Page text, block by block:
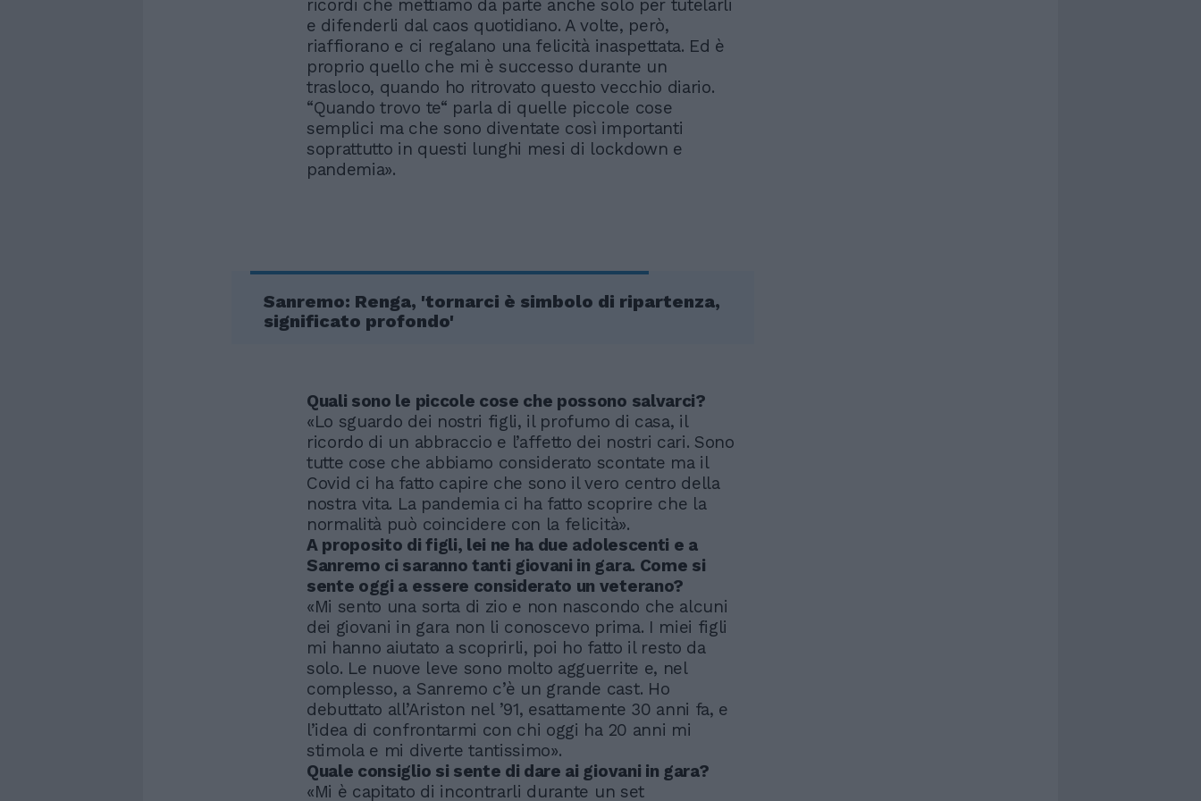
ricordi che mettiamo da parte anche solo per tutelarli
e difenderli dal caos quotidiano. A volte, però,
riaffiorano e ci regalano una felicità inaspettata. Ed è
proprio quello che mi è successo durante un
trasloco, quando ho ritrovato questo vecchio diario.
“Quando trovo te“ parla di quelle piccole cose
semplici ma che sono diventate così importanti
soprattutto in questi lunghi mesi di lockdown e
pandemia».
Sanremo: Renga, 'tornarci è simbolo di ripartenza,
significato profondo'
Quali sono le piccole cose che possono salvarci?
«Lo sguardo dei nostri figli, il profumo di casa, il
ricordo di un abbraccio e l’affetto dei nostri cari. Sono
tutte cose che abbiamo considerato scontate ma il
Covid ci ha fatto capire che sono il vero centro della
nostra vita. La pandemia ci ha fatto scoprire che la
normalità può coincidere con la felicità».
A proposito di figli, lei ne ha due adolescenti e a
Sanremo ci saranno tanti giovani in gara. Come si
sente oggi a essere considerato un veterano?
«Mi sento una sorta di zio e non nascondo che alcuni
dei giovani in gara non li conoscevo prima. I miei figli
mi hanno aiutato a scoprirli, poi ho fatto il resto da
solo. Le nuove leve sono molto agguerrite e, nel
complesso, a Sanremo c’è un grande cast. Ho
debuttato all’Ariston nel ’91, esattamente 30 anni fa, e
l’idea di confrontarmi con chi oggi ha 20 anni mi
stimola e mi diverte tantissimo».
Quale consiglio si sente di dare ai giovani in gara?
«Mi è capitato di incontrarli durante un set